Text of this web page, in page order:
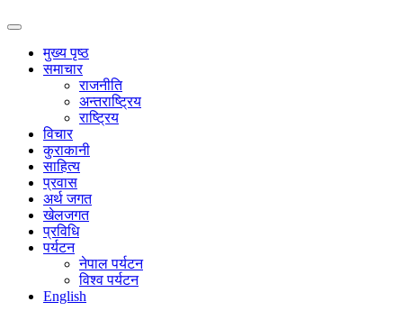
मुख्य पृष्ठ
समाचार
राजनीति
अन्तराष्ट्रिय
राष्ट्रिय
विचार
कुराकानी
साहित्य
प्रवास
अर्थ जगत
खेलजगत
प्रविधि
पर्यटन
नेपाल पर्यटन
विश्व पर्यटन
English